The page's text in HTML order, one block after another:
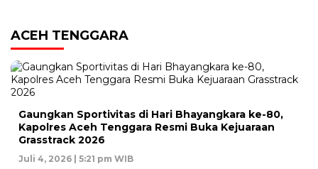
ACEH TENGGARA
Gaungkan Sportivitas di Hari Bhayangkara ke-80,
Kapolres Aceh Tenggara Resmi Buka Kejuaraan
Grasstrack 2026
Juli 4, 2026 | 5:21 pm WIB